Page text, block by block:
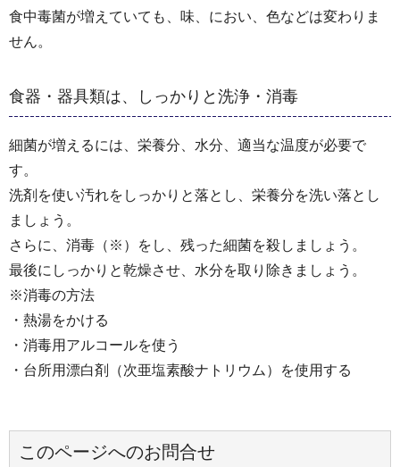
食中毒菌が増えていても、味、におい、色などは変わりま
せん。
食器・器具類は、しっかりと洗浄・消毒
細菌が増えるには、栄養分、水分、適当な温度が必要で
す。
洗剤を使い汚れをしっかりと落とし、栄養分を洗い落とし
ましょう。
さらに、消毒（※）をし、残った細菌を殺しましょう。
最後にしっかりと乾燥させ、水分を取り除きましょう。
※消毒の方法
・熱湯をかける
・消毒用アルコールを使う
・台所用漂白剤（次亜塩素酸ナトリウム）を使用する
このページへのお問合せ